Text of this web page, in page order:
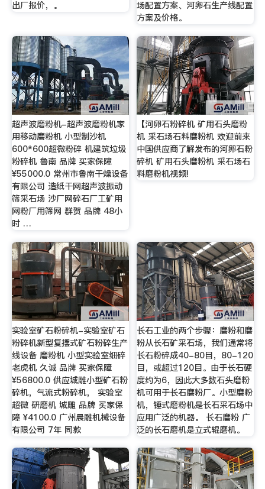
出厂报价，。
场配置方案、河卵石生产线配置
方案及价格。
超声波磨粉机-超声波磨粉机家
用移动磨粉机 小型制沙机
600*600超微粉碎 机建筑垃圾
粉碎机 鲁南 品牌 买家保障
¥55000.0 常州市鲁南干燥设备
有限公司 造纸干网超声波振动
筛采石场 沙厂网碎石厂工矿用
网粉厂用筛网 群贺 品牌 48小
时 …
【河卵石粉碎机 矿用石头磨粉
机 采石场石料磨粉机 欢迎前来
中国供应商了解发布的河卵石粉
碎机 矿用石头磨粉机 采石场石
料磨粉机视频!
实验室矿石粉碎机-实验室矿石
粉碎机新型复摆式矿石粉碎生产
线设备 磨粉机 小型实验室细碎
老虎机 久诚 品牌 买家保障
¥56800.0 供应城雕小型矿石粉
碎机，气流式粉碎机， 实验室
超微 研磨机 城雕 品牌 买家保
障 ¥4100.0 广州晨雕机械设备
有限公司 7年 同款
长石工业的两个步骤：磨粉和磨
粉从长石矿采石场，我们通常将
长石粉碎成40-80目，80-120
目，或超过120目。由于长石硬
度约为6，因此大多数石头磨粉
机可用于长石磨粉厂。小型磨粉
机，锤式磨粉机是长石采石场中
应用广泛的机器。 长石磨粉 广
泛的长石磨机是立式辊磨机。